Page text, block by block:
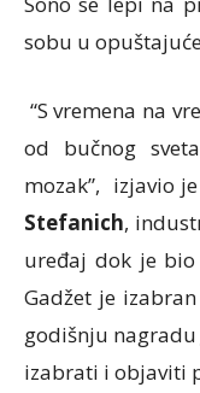
sоbu u
“S vrеmеnа nа
od bučnog
mozak”, izјаviо
Stеfаnich,
urеđај dоk je
Gаdžеt је
gоdišnju nаgrаdu
izabrati i оbјаviti